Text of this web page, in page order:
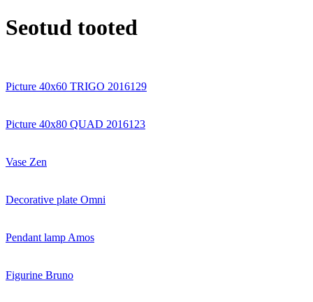
Seotud tooted
Picture 40x60 TRIGO 2016129
Picture 40x80 QUAD 2016123
Vase Zen
Decorative plate Omni
Pendant lamp Amos
Figurine Bruno